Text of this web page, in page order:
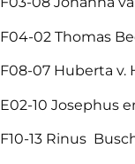
F04-02 Thomas
F08-07 Huberta v.
E02-10 Josephus
F10-13 Rinus